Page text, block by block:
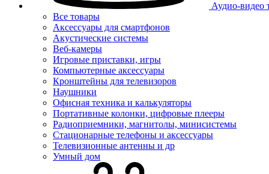
Аудио-видео
Все товары
Аксессуары для смартфонов
Акустические системы
Веб-камеры
Игровые приставки, игры
Компьютерные аксессуары
Кронштейны для телевизоров
Наушники
Офисная техника и калькуляторы
Портативные колонки, цифровые плееры
Радиоприемники, магнитолы, минисистемы
Стационарные телефоны и аксессуары
Телевизионные антенны и др
Умный дом